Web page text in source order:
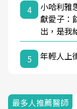
4
小哈利雅
獻愛子：
出，是我
5 年輕人上
最多人推薦醫師